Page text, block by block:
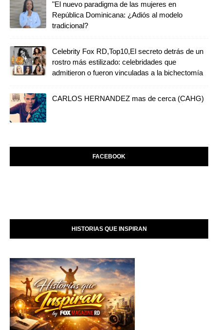
"El nuevo paradigma de las mujeres en
República Dominicana: ¿Adiós al modelo
tradicional?
Celebrity Fox RD,Top10,El secreto detrás de un
rostro más estilizado: celebridades que
admitieron o fueron vinculadas a la bichectomía
CARLOS HERNANDEZ mas de cerca (CAHG)
FACEBOOK
HISTORIAS QUE INSPIRAN